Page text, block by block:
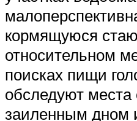
кормящуюся
относительном
поисках пищи
обследуют места
заиленным дном